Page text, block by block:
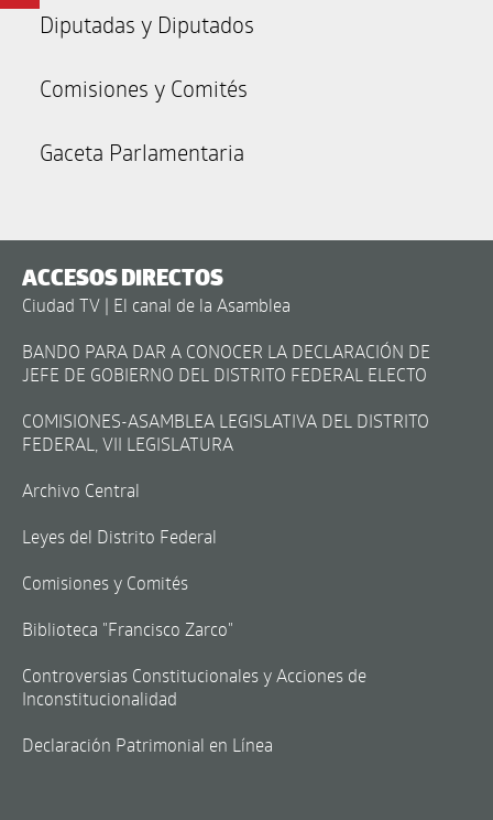
Diputadas y Diputados
Comisiones y Comités
Gaceta Parlamentaria
ACCESOS DIRECTOS
Ciudad TV | El canal de la Asamblea
BANDO PARA DAR A CONOCER LA DECLARACIÓN DE
JEFE DE GOBIERNO DEL DISTRITO FEDERAL ELECTO
COMISIONES-ASAMBLEA LEGISLATIVA DEL DISTRITO
FEDERAL, VII LEGISLATURA
Archivo Central
Leyes del Distrito Federal
Comisiones y Comités
Biblioteca "Francisco Zarco"
Controversias Constitucionales y Acciones de
Inconstitucionalidad
Declaración Patrimonial en Línea